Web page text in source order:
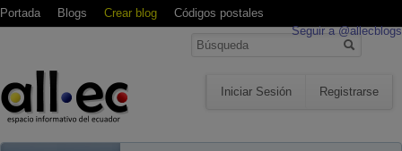
Portada Blogs Crear blog
Códigos postales
Seguir a @allecblogs
Iniciar Sesión Registrarse